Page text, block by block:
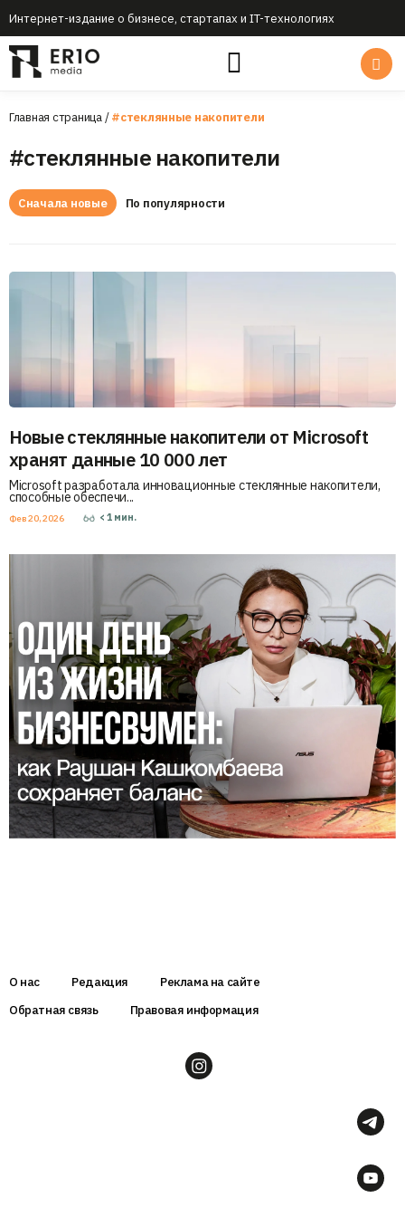
Интернет-издание о бизнесе, стартапах и IT-технологиях
Главная страница/#стеклянные накопители
#стеклянные накопители
Сначала новые По популярности
Новые стеклянные накопители от Microsoft
хранят данные 10 000 лет
Microsoft разработала инновационные стеклянные накопители,
способные обеспечи...
Фев 20, 2026 < 1 мин.
О нас Редакция
Реклама на сайте
Обратная связь
Правовая информация